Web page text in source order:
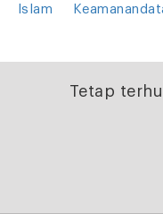
Islam
Tetap